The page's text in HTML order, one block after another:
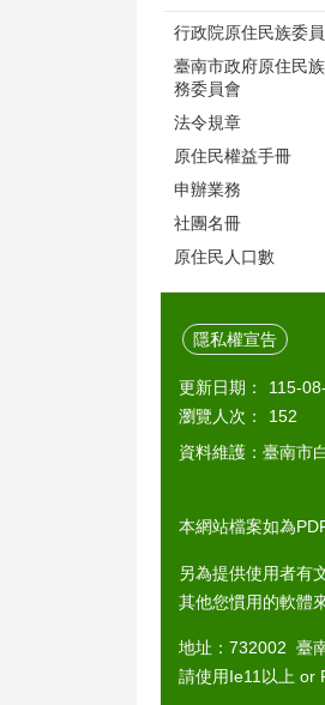
行政院原住民族委
臺南市政府原住民
務委員會
法令規章
原住民權益手冊
申辦業務
社團名冊
原住民人口數
隱私權宣告
更新日期：
115-
瀏覽人次：
152
資料維護：臺南市
本網站檔案如為
另為提供使用者有
其他您慣用的軟體
地址：732002 臺
請使用Ie11以上 or